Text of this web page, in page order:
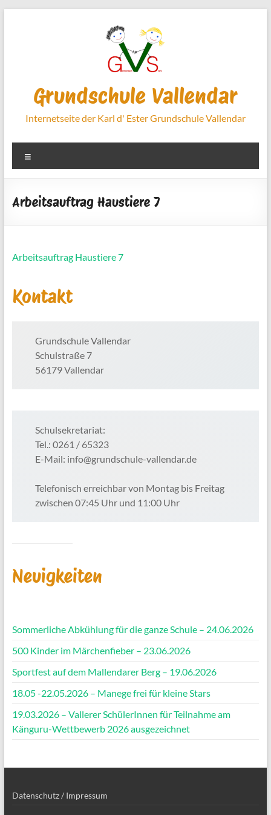
Grundschule Vallendar
Internetseite der Karl d' Ester Grundschule Vallendar
Arbeitsauftrag Haustiere 7
Arbeitsauftrag Haustiere 7
Kontakt
Grundschule Vallendar
Schulstraße 7
56179 Vallendar
Schulsekretariat:
Tel.: 0261 / 65323
E-Mail: info@grundschule-vallendar.de
Telefonisch erreichbar von Montag bis Freitag
zwischen 07:45 Uhr und 11:00 Uhr
Neuigkeiten
Sommerliche Abkühlung für die ganze Schule – 24.06.2026
500 Kinder im Märchenfieber – 23.06.2026
Sportfest auf dem Mallendarer Berg – 19.06.2026
18.05 -22.05.2026 – Manege frei für kleine Stars
19.03.2026 – Vallerer SchülerInnen für Teilnahme am
Känguru-Wettbewerb 2026 ausgezeichnet
Datenschutz / Impressum